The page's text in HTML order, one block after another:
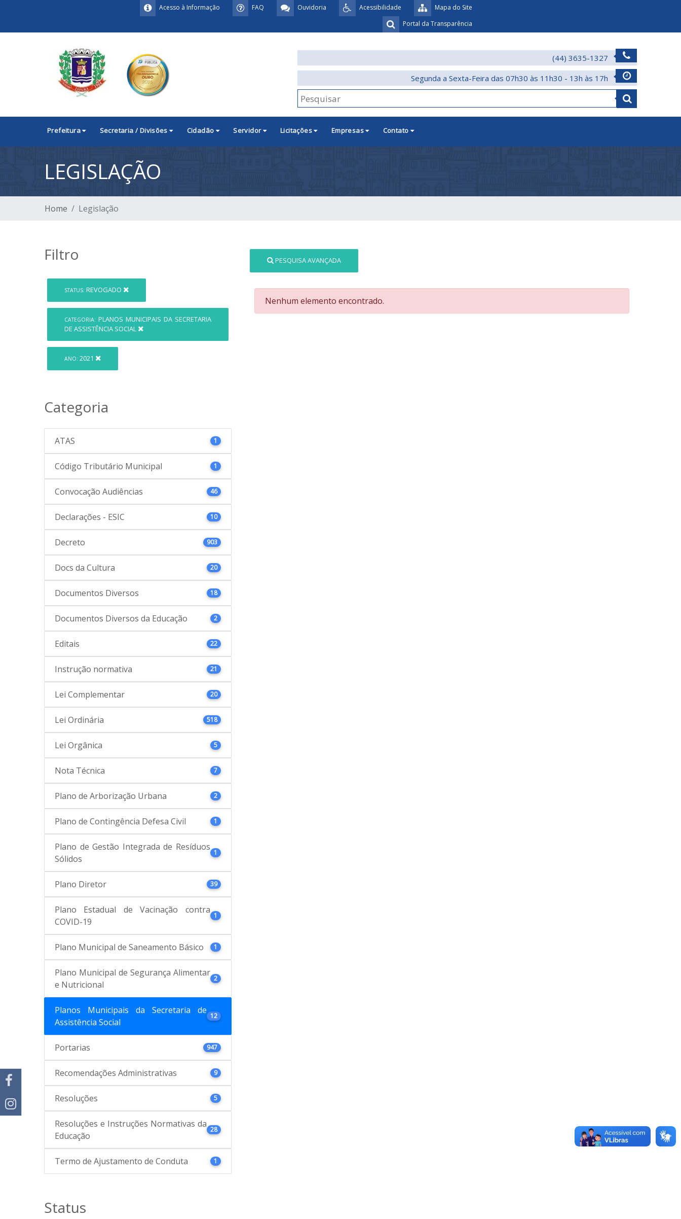
Mapa do Site
Acessibilidade
Ouvidoria
FAQ
Acesso à Informação
Portal da Transparência
(44) 3635-1327
Segunda a Sexta-Feira das 07h30 às 11h30 - 13h às 17h
Prefeitura Secretaria / Divisões Cidadão Servidor Licitações Empresas Contato
LEGISLAÇÃO
Home Legislação
Filtro
STATUS: REVOGADO
CATEGORIA: PLANOS MUNICIPAIS DA SECRETARIA
DE ASSISTÊNCIA SOCIAL
ANO: 2021
Categoria
ATAS 1
Código Tributário Municipal 1
Convocação Audiências 46
Declarações - ESIC 10
Decreto 903
Docs da Cultura 20
Documentos Diversos 18
Documentos Diversos da Educação 2
Editais 22
Instrução normativa 21
Lei Complementar 20
Lei Ordinária 518
Lei Orgânica 5
Nota Técnica 7
Plano de Arborização Urbana 2
Plano de Contingência Defesa Civil 1
Plano de Gestão Integrada de Resíduos
Sólidos
1
Plano Diretor 39
Plano Estadual de Vacinação contra
COVID-19
1
Plano Municipal de Saneamento Básico 1
Plano Municipal de Segurança Alimentar
e Nutricional
2
Planos Municipais da Secretaria de
Assistência Social
12
Portarias 947
Recomendações Administrativas 9
Resoluções 5
Resoluções e Instruções Normativas da
Educação
28
Termo de Ajustamento de Conduta 1
Status
PESQUISA AVANÇADA
Nenhum elemento encontrado.